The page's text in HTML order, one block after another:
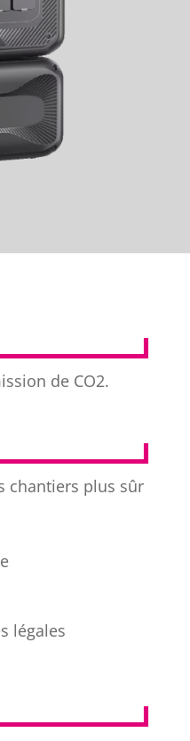
de CO2.
chantiers plus sûr
légales